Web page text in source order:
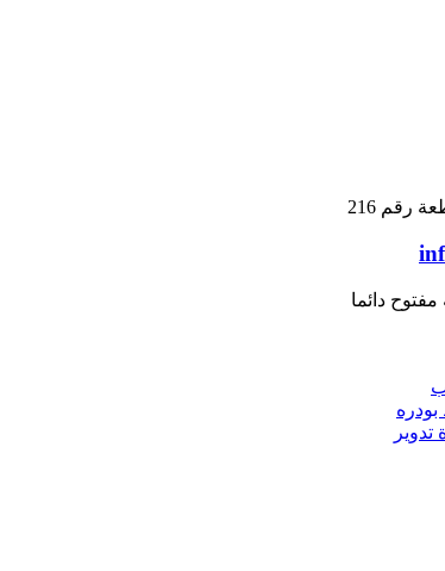
رقم 216
مفتوح دائما